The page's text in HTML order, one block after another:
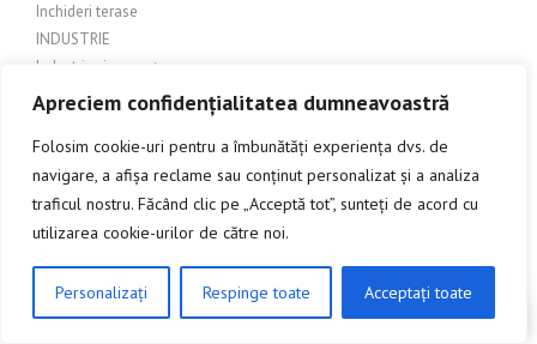
Apreciem confidențialitatea dumneavoastră
Folosim cookie-uri pentru a îmbunătăți experiența dvs. de
navigare, a afișa reclame sau conținut personalizat și a analiza
traficul nostru. Făcând clic pe „Acceptă tot”, sunteți de acord cu
utilizarea cookie-urilor de către noi.
Personalizați Respinge toate Acceptați toate
Inchideri terase
INDUSTRIE
Industrie și comerț
Industrie și Manufactură
Industrie și servicii
Industrie textilă
INGINERIE
Îngrijire balcon
Îngrijire grădină
Îngrijire grădină și amenajări exterioare
CLICK AICI PENTRU A DISCUTA